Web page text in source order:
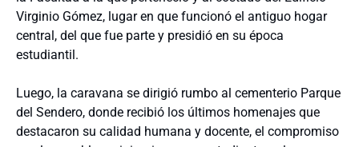
Virginio Gómez, lugar en que funcionó el antiguo hogar
central, del que fue parte y presidió en su época
estudiantil.
Luego, la caravana se dirigió rumbo al cementerio Parque
del Sendero, donde recibió los últimos homenajes que
destacaron su calidad humana y docente, el compromiso